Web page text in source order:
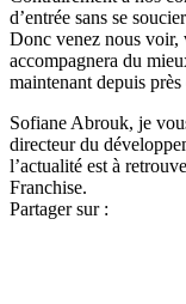
d’entrée sans se
Donc venez nous voir,
accompagnera du
maintenant depuis près
Sofiane Abrouk, je
directeur du
l’actualité est à
Franchise.
Partager sur :